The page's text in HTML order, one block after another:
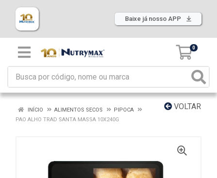
Baixe já nosso APP
0
VOLTAR
INÍCIO ALIMENTOS SECOS
PIPOCA
PAO ALHO TRAD SANTA MASSA 10X240G